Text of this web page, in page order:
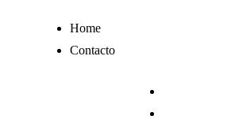
Home
Contacto